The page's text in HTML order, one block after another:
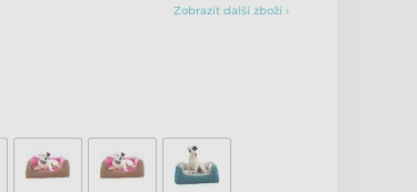
Zobrazit další zboží ›